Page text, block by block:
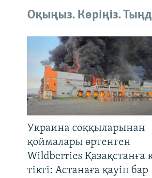
Оқыңыз. Көріңіз.
Украина соққыларынан
қоймалары өртенген
Wildberries Қазақстанға
тікті: Астанаға қауіп бар